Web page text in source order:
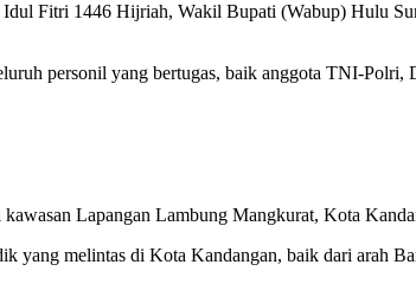
Fitri 1446 Hijriah, Wakil Bupati (Wabup) Hulu
personil yang bertugas, baik anggota TNI-Polri,
Lapangan Lambung Mangkurat, Kota
yang melintas di Kota Kandangan, baik dari arah